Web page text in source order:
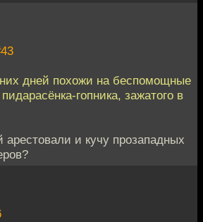
дней похожи на беспомощные
гопника, зажатого в
арестовали и кучу прозападных